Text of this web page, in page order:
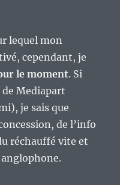
lequel mon
cependant, je
le moment. Si
Mediapart
je sais que
de l’info
réchauffé vite et